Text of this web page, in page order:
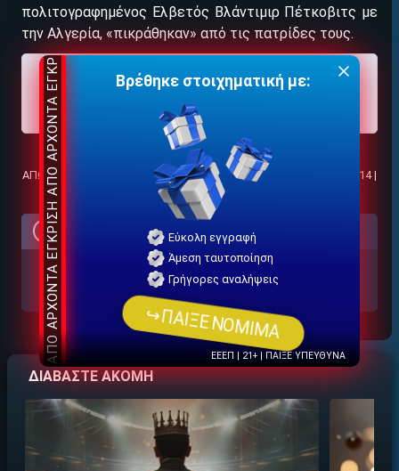
πολιτογραφημένος Ελβετός Βλάντιμιρ Πέτκοβιτς με
την Αλγερία, «πικράθηκαν» από τις πατρίδες τους.
ΠΑΤΑ ΕΔΩ για όλα τα προγνωστικά
Μουντιάλ
21+ | ΑΡΜΟΔΙΟΣ ΡΥΘΜΙΣΤΗΣ ΕΕΕΠ | ΚΙΝΔΥΝΟΣ ΕΘΙΣΜΟΥ &
ΑΠΩΛΕΙΑΣ ΠΕΡΙΟΥΣΙΑΣ | ΕΟΠΑΕ – ΓΡΑΜΜΗ ΣΥΜΒΟΥΛΕΥΤΙΚΗΣ: 1114 |
ΠΑΙΞΕ ΥΠΕΥΘΥΝΑ
Τι παίζουμε
Πορτογαλία - Ισπανία: 2 & Under 4,5
ΔΙΑΒΑΣΤΕ ΑΚΟΜΗ
ΕΓΚΡΙΣΗ ΑΠΟ ΑΡΧΟΝΤΑ ΕΓΚΡΙΣΗ ΑΠΟ ΑΡΧΟΝΤΑ
Βρέθηκε στοιχηματική με:
Εύκολη εγγραφή
Άμεση ταυτοποίηση
Γρήγορες αναλήψεις
↪ΠΑΙΞΕ ΝΟΜΙΜΑ
ΕΕΕΠ | 21+ | ΠΑΙΞΕ ΥΠΕΥΘΥΝΑ